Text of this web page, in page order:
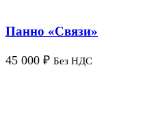
Панно «Связи»
45 000 ₽ Без НДС